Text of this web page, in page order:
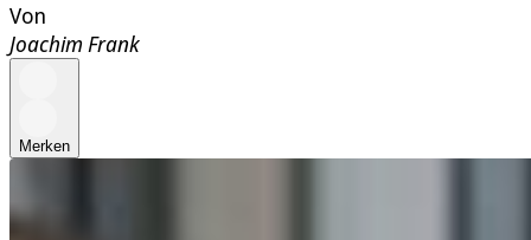
Von
Joachim Frank
Merken